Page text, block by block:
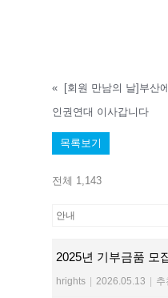
«
[회원 만남의 날]부산
인권연대 이사갑니다
목록보기
전체 1,143
2025년 기부금품 모
hrights 2026.05.13 추